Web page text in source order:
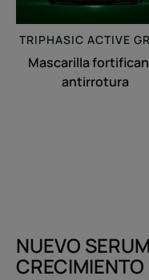
TRIPHASIC ACTIVE
Mascarilla
antirrotura
NUEVO
CRECIMIENTO